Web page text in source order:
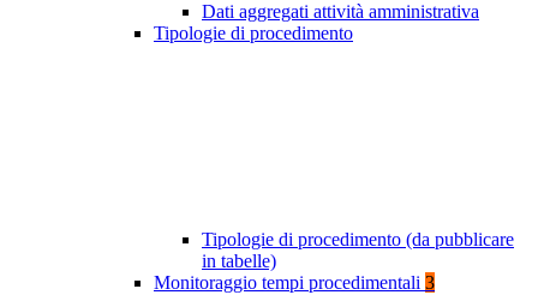
Dati aggregati attività amministrativa
Tipologie di procedimento
Tipologie di procedimento (da pubblicare
in tabelle)
Monitoraggio tempi procedimentali 3